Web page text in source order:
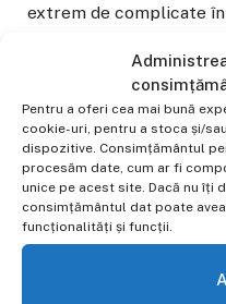
Pentru a oferi cea mai bună
cookie-uri, pentru a stoca și/
dispozitive. Consimțământul
procesăm date, cum ar fi
unice pe acest site. Dacă nu îți
consimțământul dat poate
funcționalități și funcții.
extrem de complicate
barajului la loviturile de
4-1 după lovituri de
aceasta va fi a doua
istoria acestei țări.
Până la această ediție
în istorie între Canada și
Pentru Bosnia urmează